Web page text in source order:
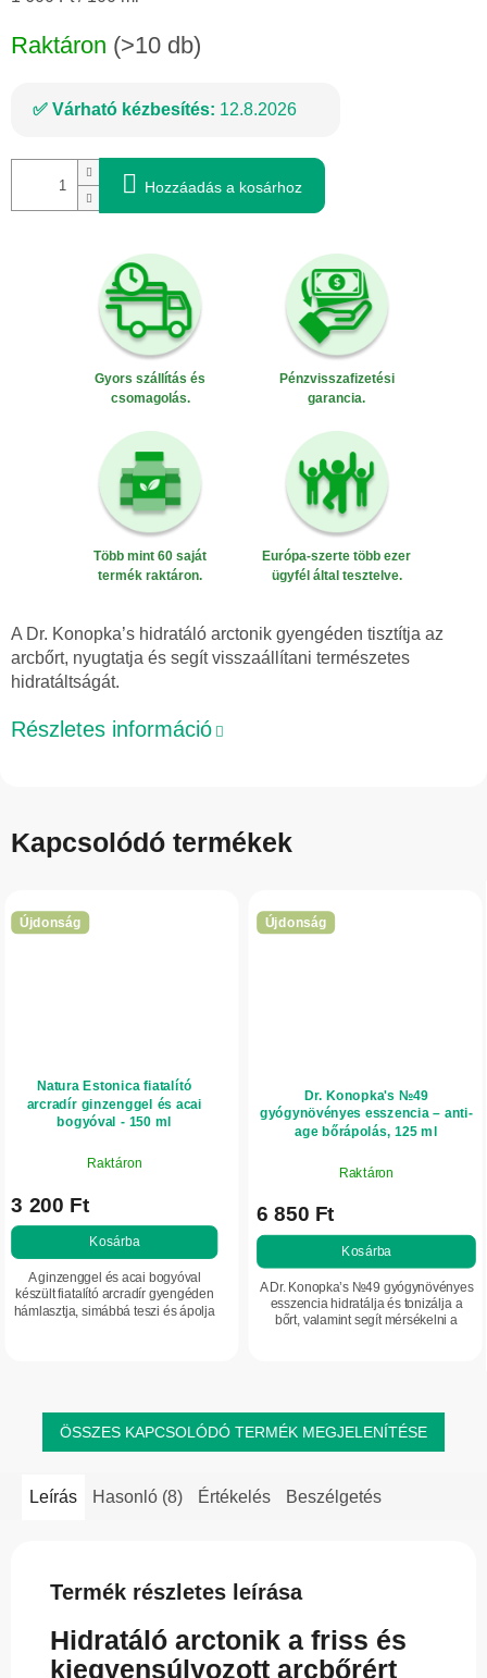
Raktáron (>10 db)
Várható kézbesítés: 12.8.2026
Hozzáadás a kosárhoz
Gyors szállítás és
csomagolás.
Pénzvisszafizetési
garancia.
Több mint 60 saját
termék raktáron.
Európa-szerte több ezer
ügyfél által tesztelve.
A Dr. Konopka’s hidratáló arctonik gyengéden tisztítja az
arcbőrt, nyugtatja és segít visszaállítani természetes
hidratáltságát.
Részletes információ
Kapcsolódó termékek
Újdonság
Natura Estonica fiatalító
arcradír ginzenggel és acai
bogyóval - 150 ml
Raktáron
3 200 Ft
Kosárba
A ginzenggel és acai bogyóval
készült fiatalító arcradír gyengéden
hámlasztja, simábbá teszi és ápolja
Újdonság
Dr. Konopka's №49
gyógynövényes esszencia – anti-
age bőrápolás, 125 ml
Raktáron
6 850 Ft
Kosárba
A Dr. Konopka’s №49 gyógynövényes
esszencia hidratálja és tonizálja a
bőrt, valamint segít mérsékelni a
ÖSSZES KAPCSOLÓDÓ TERMÉK MEGJELENÍTÉSE
Leírás Hasonló (8) Értékelés Beszélgetés
Termék részletes leírása
Hidratáló arctonik a friss és
kiegyensúlyozott arcbőrért